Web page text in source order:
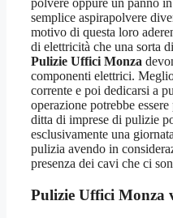
polvere oppure un panno
semplice aspirapolvere
motivo di questa loro
di elettricità che una sorta
Pulizie Uffici Monza
componenti elettrici.
corrente e poi dedicarsi a
operazione potrebbe
ditta di imprese di pulizie
esclusivamente una
pulizia avendo in
presenza dei cavi che ci
Pulizie Uffici Monza